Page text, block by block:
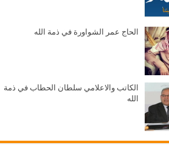
الحاج عمر الشواورة في ذمة الله
الكاتب والاعلامي سلطان الحطاب في ذمة
الله